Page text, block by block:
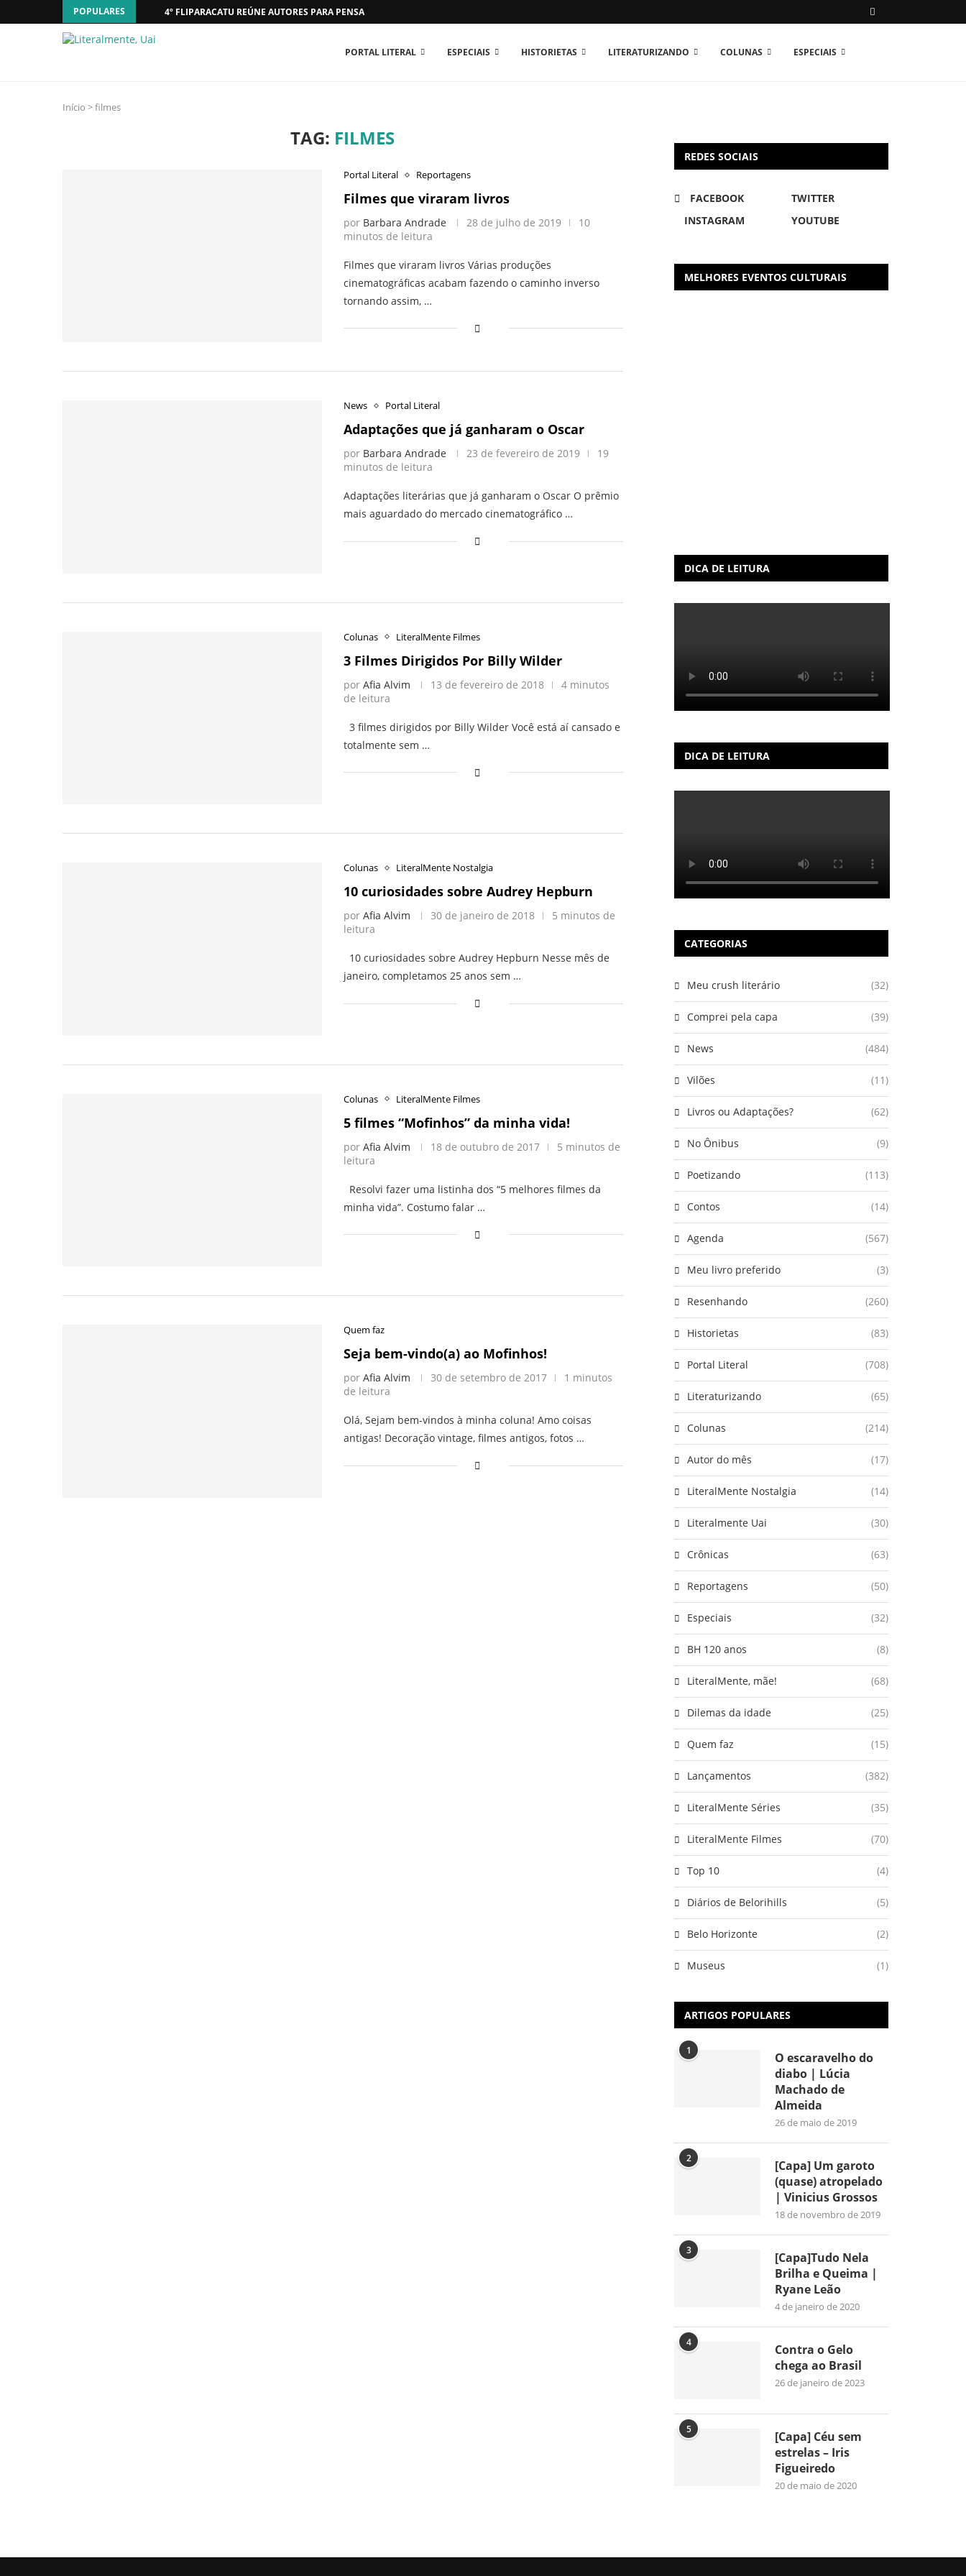
POPULARES 4º FLIPARACATU REÚNE AUTORES PARA PENSAR O MUNDO...
PORTAL LITERAL ESPECIAIS HISTORIETAS LITERATURIZANDO COLUNAS ESPECIAIS
Início >filmes
TAG: FILMES
Portal Literal Reportagens
Filmes que viraram livros
por Barbara Andrade 28 de julho de 2019
10
minutos de leitura
Filmes que viraram livros Várias produções
cinematográficas acabam fazendo o caminho inverso
tornando assim, …
News Portal Literal
Adaptações que já ganharam o Oscar
por Barbara Andrade 23 de fevereiro de 2019
19
minutos de leitura
Adaptações literárias que já ganharam o Oscar O prêmio
mais aguardado do mercado cinematográfico …
Colunas LiteralMente Filmes
3 Filmes Dirigidos Por Billy Wilder
por Afia Alvim 13 de fevereiro de 2018
4 minutos
de leitura
3 filmes dirigidos por Billy Wilder Você está aí cansado e
totalmente sem …
Colunas LiteralMente Nostalgia
10 curiosidades sobre Audrey Hepburn
por Afia Alvim 30 de janeiro de 2018
5 minutos de
leitura
10 curiosidades sobre Audrey Hepburn Nesse mês de
janeiro, completamos 25 anos sem …
Colunas LiteralMente Filmes
5 filmes “Mofinhos” da minha vida!
por Afia Alvim 18 de outubro de 2017
5 minutos de
leitura
Resolvi fazer uma listinha dos “5 melhores filmes da
minha vida”. Costumo falar …
Quem faz
Seja bem-vindo(a) ao Mofinhos!
por Afia Alvim 30 de setembro de 2017
1 minutos
de leitura
Olá, Sejam bem-vindos à minha coluna! Amo coisas
antigas! Decoração vintage, filmes antigos, fotos …
REDES SOCIAIS
FACEBOOK
TWITTER
INSTAGRAM
YOUTUBE
MELHORES EVENTOS CULTURAIS
DICA DE LEITURA
DICA DE LEITURA
CATEGORIAS
Meu crush literário (32)
Comprei pela capa (39)
News (484)
Vilões (11)
Livros ou Adaptações? (62)
No Ônibus (9)
Poetizando (113)
Contos (14)
Agenda (567)
Meu livro preferido (3)
Resenhando (260)
Historietas (83)
Portal Literal (708)
Literaturizando (65)
Colunas (214)
Autor do mês (17)
LiteralMente Nostalgia (14)
Literalmente Uai (30)
Crônicas (63)
Reportagens (50)
Especiais (32)
BH 120 anos (8)
LiteralMente, mãe! (68)
Dilemas da idade (25)
Quem faz (15)
Lançamentos (382)
LiteralMente Séries (35)
LiteralMente Filmes (70)
Top 10 (4)
Diários de Belorihills (5)
Belo Horizonte (2)
Museus (1)
ARTIGOS POPULARES
1
O escaravelho do
diabo | Lúcia
Machado de
Almeida
26 de maio de 2019
2
[Capa] Um garoto
(quase) atropelado
| Vinicius Grossos
18 de novembro de 2019
3
[Capa]Tudo Nela
Brilha e Queima |
Ryane Leão
4 de janeiro de 2020
4
Contra o Gelo
chega ao Brasil
26 de janeiro de 2023
5
[Capa] Céu sem
estrelas – Iris
Figueiredo
20 de maio de 2020